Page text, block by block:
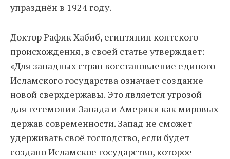
упразднён в 1924 году.
Доктор Рафик Хабиб, египтянин коптского
происхождения, в своей статье утверждает:
«Для западных стран восстановление единого
Исламского государства означает создание
новой сверхдержавы. Это является угрозой
для гегемонии Запада и Америки как мировых
держав современности. Запад не сможет
удерживать своё господство, если будет
создано Исламское государство, которое